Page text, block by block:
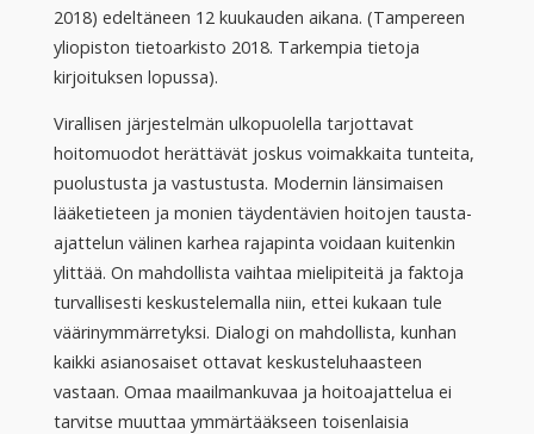
2018) edeltäneen 12 kuukauden aikana. (Tampereen
yliopiston tietoarkisto 2018. Tarkempia tietoja
kirjoituksen lopussa).
Virallisen järjestelmän ulkopuolella tarjottavat
hoitomuodot herättävät joskus voimakkaita tunteita,
puolustusta ja vastustusta. Modernin länsimaisen
lääketieteen ja monien täydentävien hoitojen tausta-
ajattelun välinen karhea rajapinta voidaan kuitenkin
ylittää. On mahdollista vaihtaa mielipiteitä ja faktoja
turvallisesti keskustelemalla niin, ettei kukaan tule
väärinymmärretyksi. Dialogi on mahdollista, kunhan
kaikki asianosaiset ottavat keskusteluhaasteen
vastaan. Omaa maailmankuvaa ja hoitoajattelua ei
tarvitse muuttaa ymmärtääkseen toisenlaisia